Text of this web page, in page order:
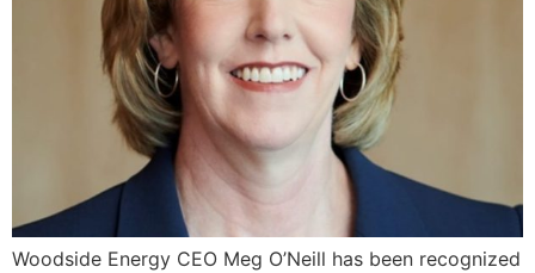
Woodside Energy CEO Meg O’Neill has been recognized